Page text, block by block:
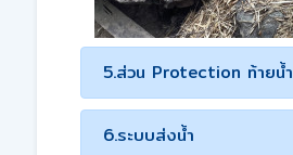
5.ส่วน Protection ท้ายน้ำ
6.ระบบส่งน้ำ